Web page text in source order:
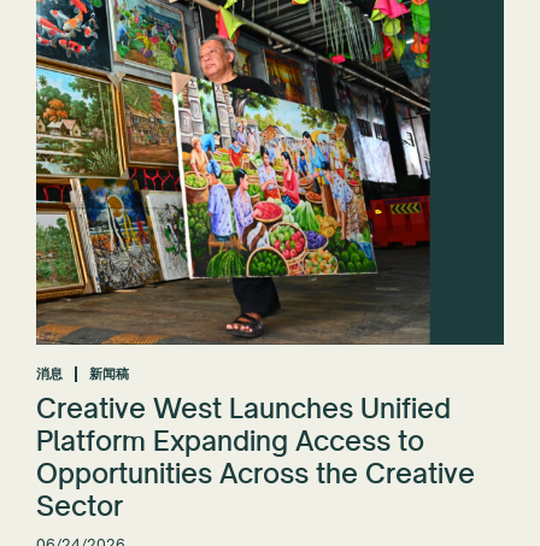
消息 新闻稿
Creative West Launches Unified
Platform Expanding Access to
Opportunities Across the Creative
Sector